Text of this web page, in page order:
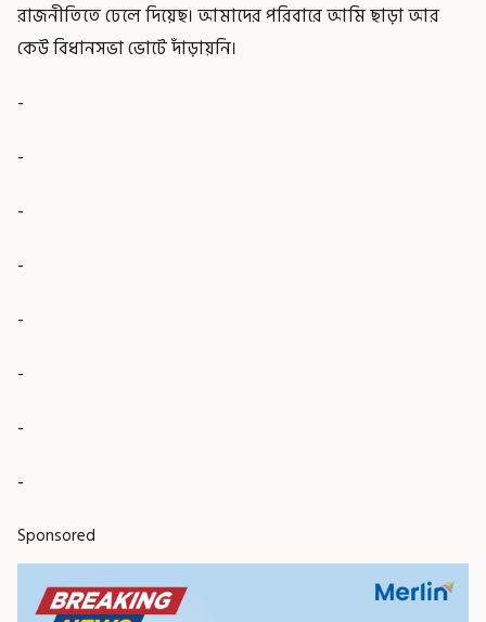
রাজনীতিতে ঢেলে দিয়েছ। আমাদের পরিবারে আমি ছাড়া আর
কেউ বিধানসভা ভোটে দাঁড়ায়নি।
-
-
-
-
-
-
-
-
Sponsored